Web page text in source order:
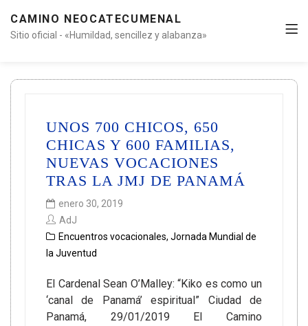
CAMINO NEOCATECUMENAL
Sitio oficial - «Humildad, sencillez y alabanza»
UNOS 700 CHICOS, 650
CHICAS Y 600 FAMILIAS,
NUEVAS VOCACIONES
TRAS LA JMJ DE PANAMÁ
enero 30, 2019
AdJ
Encuentros vocacionales, Jornada Mundial de
la Juventud
El Cardenal Sean O’Malley: “Kiko es como un
‘canal de Panamá’ espiritual” Ciudad de
Panamá, 29/01/2019 El Camino